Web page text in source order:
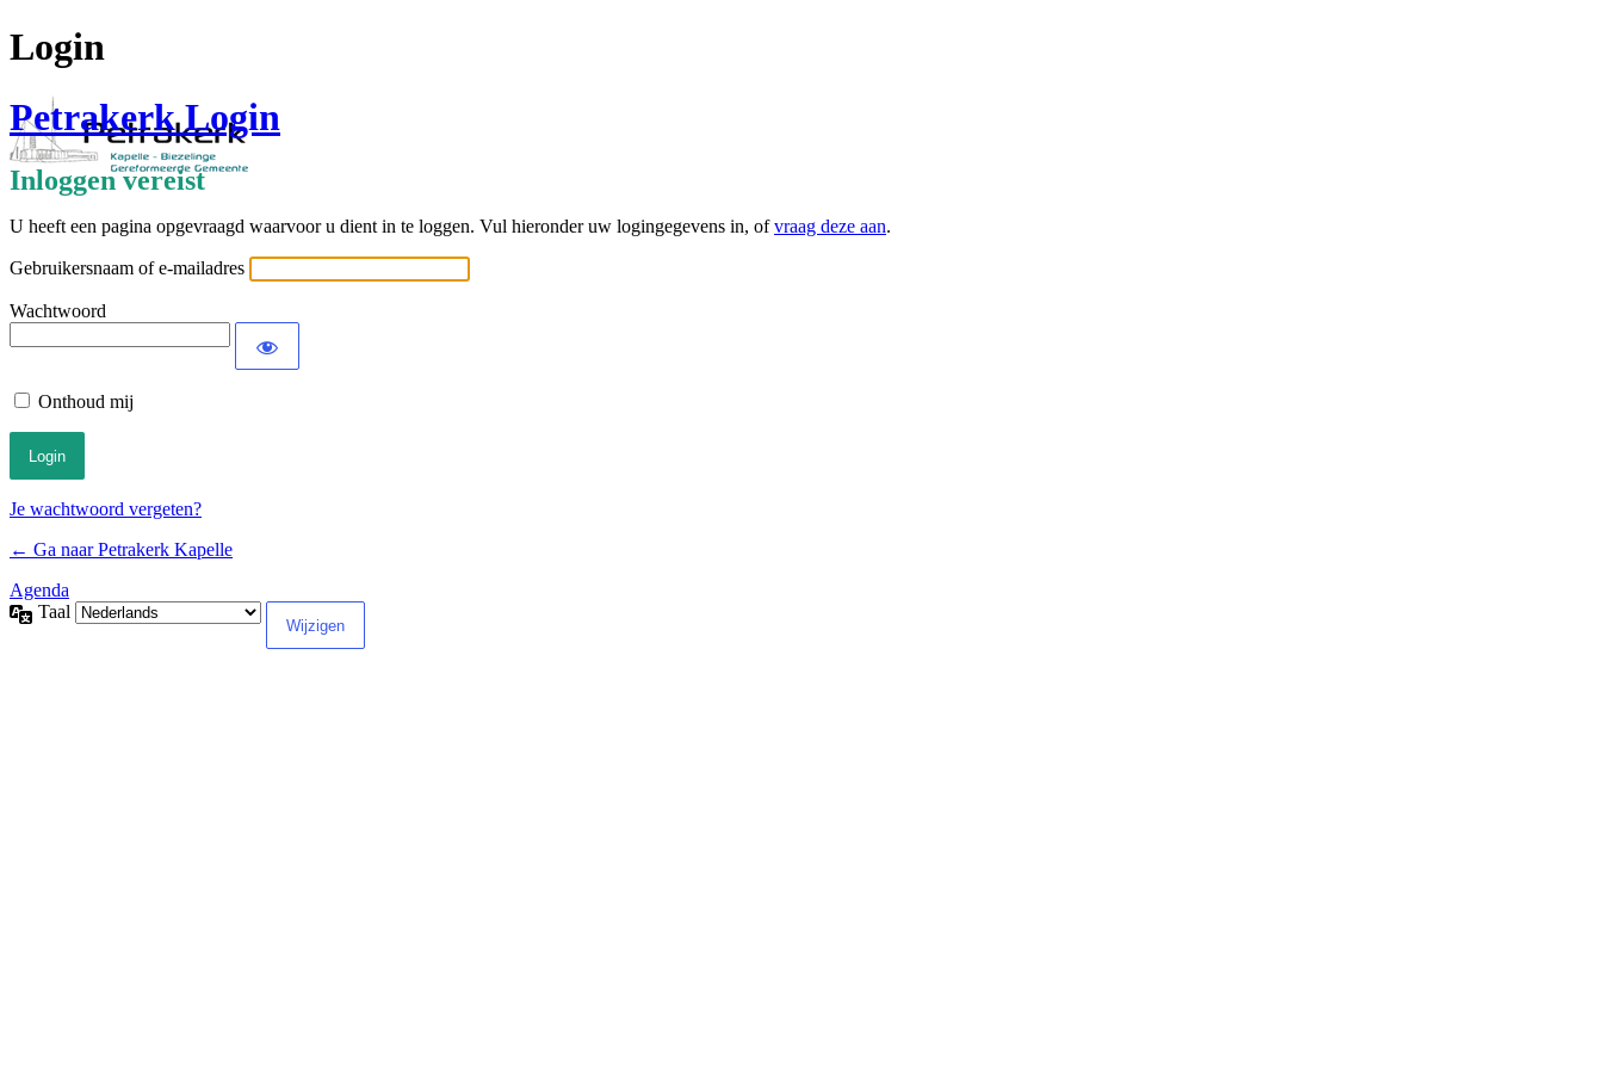
Login
Petrakerk Login
Inloggen vereist
U heeft een pagina opgevraagd waarvoor u dient in te loggen. Vul hieronder uw logingegevens in, ofvraag deze aan.
Gebruikersnaam of e-mailadres
Wachtwoord
Onthoud mij
Je wachtwoord vergeten?
← Ga naar Petrakerk Kapelle
Agenda
Taal